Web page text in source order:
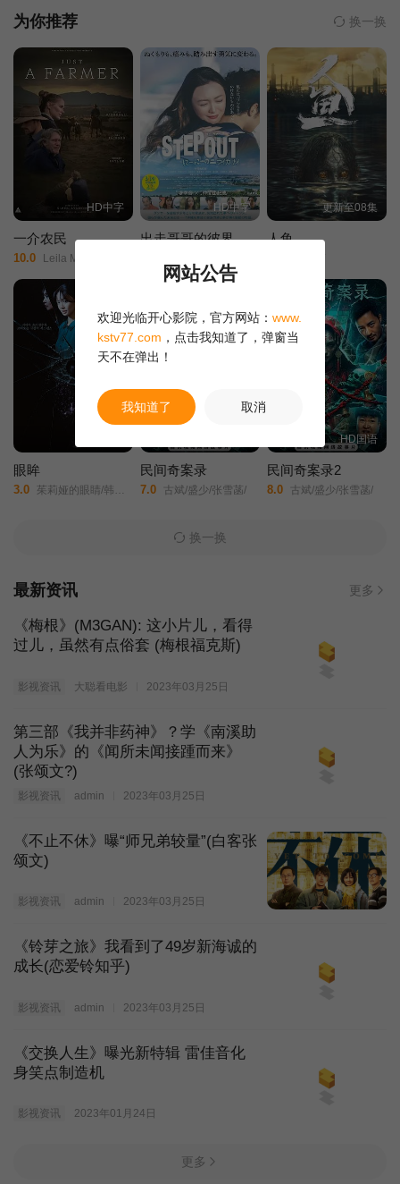
技和千术所折服，遂拜其为师，陈十四业刚好需要拍档对付陷害他
传。两人出狱后先是惩治了当年欺骗十四的女千手，之后将目标锁
定在龙王身上。在此过程中，志恒偶然发现十四竟打算将自己当作
代罪羔羊。 针对龙王的骗局旋即展开，骗与被骗，几无界
限……
为你推荐 换一换
HD中字
一介农民
10.0 Leila Mcdougall/Joel Jackson/Robert Taylor/
HD中字
出走哥哥的彼界
更新至08集
人鱼
眼眸
3.0 茱莉娅的眼睛/韩版/Eyes/
民间奇案录
7.0 古斌/盛少/张雪菡/
HD国语
民间奇案录2
8.0 古斌/盛少/张雪菡/
换一换
最新资讯 更多
《梅根》(M3GAN): 这小片儿，看得
过儿，虽然有点俗套 (梅根福克斯)
影视资讯 大聪看电影 2023年03月25日
第三部《我并非药神》？学《南溪助
人为乐》的《闻所未闻接踵而来》
(张颂文?)
影视资讯 admin 2023年03月25日
《不止不休》曝“师兄弟较量”(白客张
颂文)
影视资讯 admin 2023年03月25日
《铃芽之旅》我看到了49岁新海诚的
成长(恋爱铃知乎)
影视资讯 admin 2023年03月25日
《交换人生》曝光新特辑 雷佳音化
身笑点制造机
影视资讯 2023年01月24日
更多
网站公告
欢迎光临开心影院，官方网站： www.
kstv77.com ，点击我知道了，弹窗当
天不在弹出！
我知道了 取消